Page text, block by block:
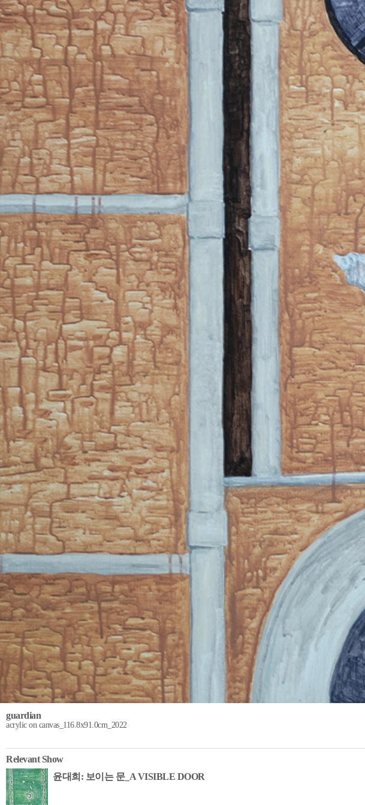
guardian
acrylic on canvas_116.8x91.0cm_2022
Relevant Show
윤대희: 보이는 문_A VISIBLE DOOR